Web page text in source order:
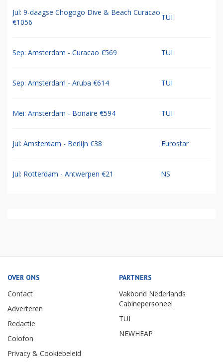
Jul: 9-daagse Chogogo Dive & Beach Curacao
€1056
TUI
Sep: Amsterdam - Curacao €569 TUI
Sep: Amsterdam - Aruba €614 TUI
Mei: Amsterdam - Bonaire €594 TUI
Jul: Amsterdam - Berlijn €38 Eurostar
Jul: Rotterdam - Antwerpen €21 NS
OVER ONS
Contact
Adverteren
Redactie
Colofon
Privacy & Cookiebeleid
PARTNERS
Vakbond Nederlands
Cabinepersoneel
TUI
NEWHEAP